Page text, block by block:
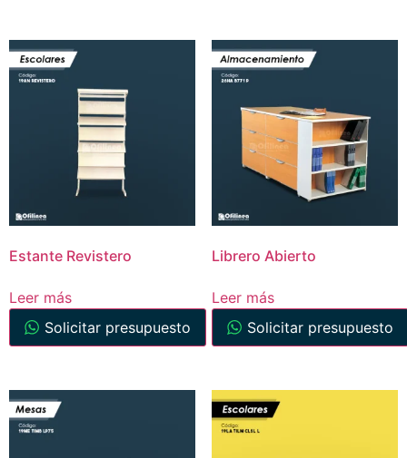
Estante Revistero
Leer más
Solicitar presupuesto
Librero Abierto
Leer más
Solicitar presupuesto